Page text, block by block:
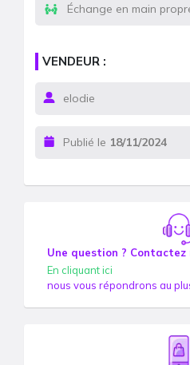
Échange en main
VENDEUR :
elodie
Publié le 18/11/2024
Une question ?
En cliquant ici
nous vous répondrons au